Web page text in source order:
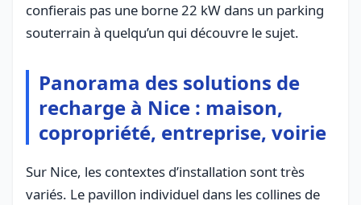
confierais pas une borne 22 kW dans un parking
souterrain à quelqu’un qui découvre le sujet.
Panorama des solutions de
recharge à Nice : maison,
copropriété, entreprise, voirie
Sur Nice, les contextes d’installation sont très
variés. Le pavillon individuel dans les collines de